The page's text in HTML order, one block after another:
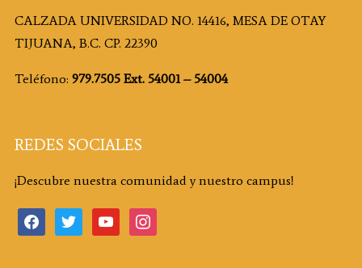
CALZADA UNIVERSIDAD NO. 14416, MESA DE OTAY
TIJUANA, B.C. CP. 22390
Teléfono: 979.7505 Ext. 54001 – 54004
REDES SOCIALES
¡Descubre nuestra comunidad y nuestro campus!